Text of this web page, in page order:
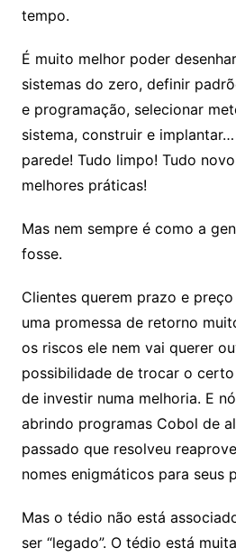
tempo.
É muito melhor poder
sistemas do zero, definir
e programação, selecionar
sistema, construir e
parede! Tudo limpo! Tudo
melhores práticas!
Mas nem sempre é como a
fosse.
Clientes querem prazo e
uma promessa de retorno
os riscos ele nem vai querer
possibilidade de trocar o
de investir numa melhoria. E
abrindo programas Cobol de
passado que resolveu
nomes enigmáticos para seus
Mas o tédio não está
ser “legado”. O tédio está